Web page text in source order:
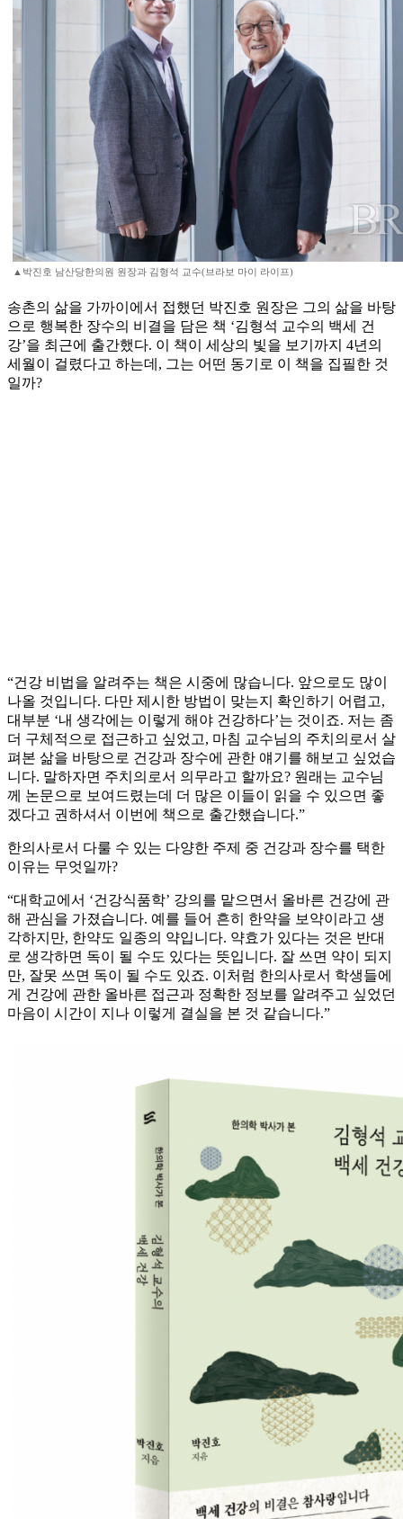
▲박진호 남산당한의원 원장과 김형석 교수(브라보 마이 라이프)
송촌의 삶을 가까이에서 접했던 박진호 원장은 그의 삶을 바탕
으로 행복한 장수의 비결을 담은 책 ‘김형석 교수의 백세 건
강’을 최근에 출간했다. 이 책이 세상의 빛을 보기까지 4년의
세월이 걸렸다고 하는데, 그는 어떤 동기로 이 책을 집필한 것
일까?
“건강 비법을 알려주는 책은 시중에 많습니다. 앞으로도 많이
나올 것입니다. 다만 제시한 방법이 맞는지 확인하기 어렵고,
대부분 ‘내 생각에는 이렇게 해야 건강하다’는 것이죠. 저는 좀
더 구체적으로 접근하고 싶었고, 마침 교수님의 주치의로서 살
펴본 삶을 바탕으로 건강과 장수에 관한 얘기를 해보고 싶었습
니다. 말하자면 주치의로서 의무라고 할까요? 원래는 교수님
께 논문으로 보여드렸는데 더 많은 이들이 읽을 수 있으면 좋
겠다고 권하셔서 이번에 책으로 출간했습니다.”
한의사로서 다룰 수 있는 다양한 주제 중 건강과 장수를 택한
이유는 무엇일까?
“대학교에서 ‘건강식품학’ 강의를 맡으면서 올바른 건강에 관
해 관심을 가졌습니다. 예를 들어 흔히 한약을 보약이라고 생
각하지만, 한약도 일종의 약입니다. 약효가 있다는 것은 반대
로 생각하면 독이 될 수도 있다는 뜻입니다. 잘 쓰면 약이 되지
만, 잘못 쓰면 독이 될 수도 있죠. 이처럼 한의사로서 학생들에
게 건강에 관한 올바른 접근과 정확한 정보를 알려주고 싶었던
마음이 시간이 지나 이렇게 결실을 본 것 같습니다.”